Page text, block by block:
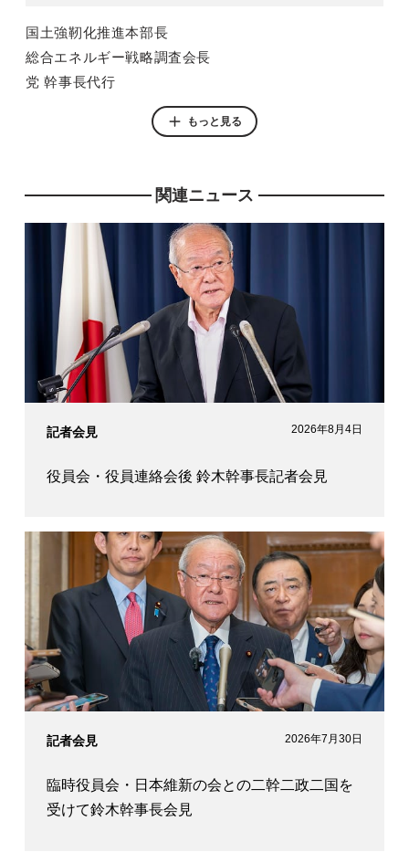
国土強靭化推進本部長
総合エネルギー戦略調査会長
党 幹事長代行
衆議院 国土交通委員長
衆議院 災害対策特別委員長
党 選挙対策委員会事務局長
党 政務調査会長代理
党 政務調査会副会長
党 副幹事長
もっと見る
関連ニュース
記者会見 2026年8月4日
役員会・役員連絡会後 鈴木幹事長記者会見
記者会見 2026年7月30日
臨時役員会・日本維新の会との二幹二政二国を
受けて鈴木幹事長会見